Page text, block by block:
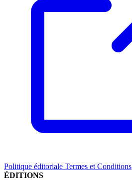
Politique éditoriale Termes et Conditions
ÉDITIONS